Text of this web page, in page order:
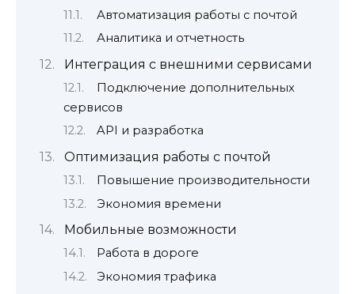
Автоматизация работы с почтой
Аналитика и отчетность
Интеграция с внешними сервисами
Подключение дополнительных
сервисов
API и разработка
Оптимизация работы с почтой
Повышение производительности
Экономия времени
Мобильные возможности
Работа в дороге
Экономия трафика